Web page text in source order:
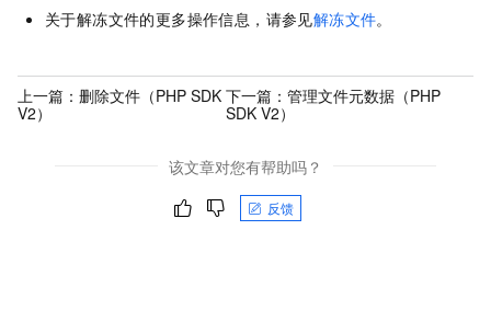
关于解冻文件的更多操作信息，请参见解冻文件。
上一篇： 删除文件（PHP SDK
V2）
下一篇： 管理文件元数据（PHP
SDK V2）
该文章对您有帮助吗？
反馈